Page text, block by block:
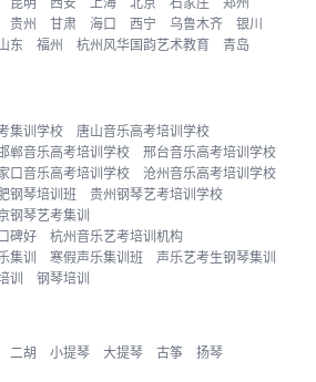
贵州 甘肃 海口 西宁 乌鲁木齐
银川
东 福州 杭州风华国韵艺术教育
青岛
集训学校
唐山音乐高考培训学校
郸音乐高考培训学校
邢台音乐高考培训学校
口音乐高考培训学校
沧州音乐高考培训学校
钢琴培训班
贵州钢琴艺考培训学校
钢琴艺考集训
碑好
杭州音乐艺考培训机构
集训 寒假声乐集训班
声乐艺考生钢琴集训
训 钢琴培训
二胡 小提琴 大提琴 古筝 扬琴